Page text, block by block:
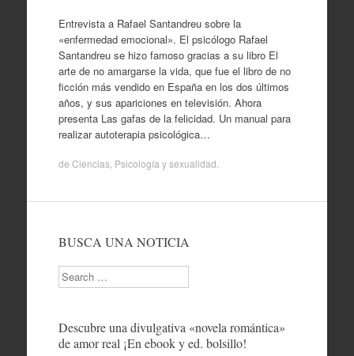
Entrevista a Rafael Santandreu sobre la
«enfermedad emocional». El psicólogo Rafael
Santandreu se hizo famoso gracias a su libro El
arte de no amargarse la vida, que fue el libro de no
ficción más vendido en España en los dos últimos
años, y sus apariciones en televisión. Ahora
presenta Las gafas de la felicidad. Un manual para
realizar autoterapia psicológica…
de Ciencias, Psicología y sexualidad
BUSCA UNA NOTICIA
Search
Descubre una divulgativa «novela romántica»
de amor real ¡En ebook y ed. bolsillo!